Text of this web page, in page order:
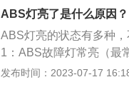
车辆轮胎规格及钢圈规
车灯开关调整不当，刹
ABS泵、调压电磁阀故
因，同样会导致ABS灯
线路连接故障：虽说各
因，所以还是有所差异
ABS故障灯亮起。解决
控制单元（ECU）编程
需要重新调整数据。这
ABS灯亮了是什么原因？
ABS灯亮的状态有多种
1：ABS故障灯常亮（最
等其它污染源覆盖，影
发布时间：2023-07-17